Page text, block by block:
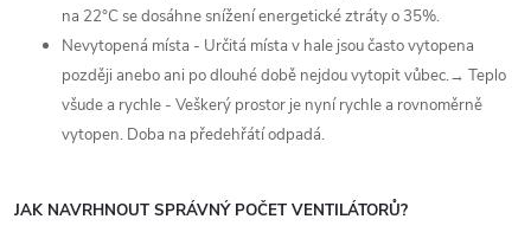
na 22°C se dosáhne snížení energetické ztráty o 35%.
Nevytopená místa - Určitá místa v hale jsou často vytopena
později anebo ani po dlouhé době nejdou vytopit vůbec.→ Teplo
všude a rychle - Veškerý prostor je nyní rychle a rovnoměrně
vytopen. Doba na předehřátí odpadá.
JAK NAVRHNOUT SPRÁVNÝ POČET VENTILÁTORŮ?